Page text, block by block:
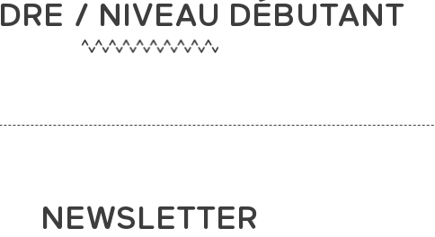
/ NIVEAU DÉBUTANT
NEWSLETTER